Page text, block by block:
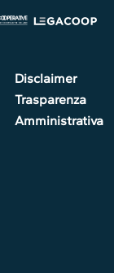
Disclaimer
Trasparenza
Amministrativa